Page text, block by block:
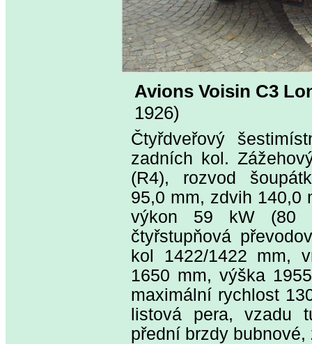
Avions Voisin C3
1926)
Čtyřdveřový
zadních kol.
(R4), rozvod
95,0 mm, zdvih 140,0
výkon 59 kW (80
čtyřstupňová
kol 1422/1422 mm,
1650 mm, výška
maximální rychlost
listová pera, vzadu
přední brzdy